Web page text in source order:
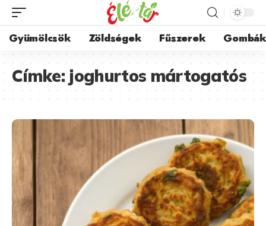
Gyümölcsök Zöldségek Fűszerek Gombák
Címke:joghurtos mártogatós